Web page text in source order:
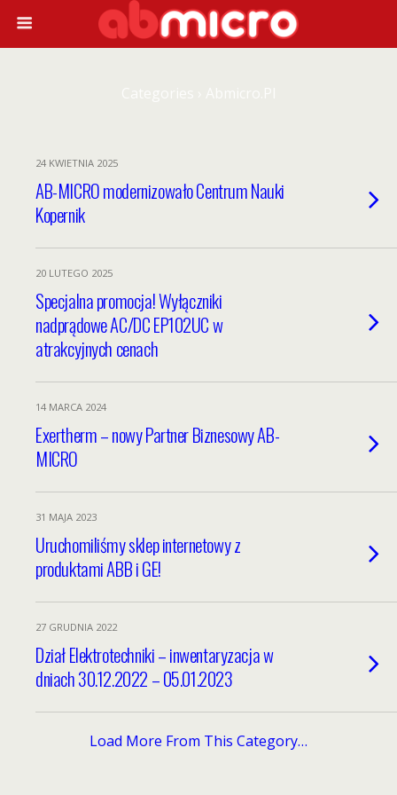
24 KWIETNIA 2025
AB-MICRO modernizowało Centrum Nauki
Kopernik
20 LUTEGO 2025
Specjalna promocja! Wyłączniki
nadprądowe AC/DC EP102UC w
atrakcyjnych cenach
14 MARCA 2024
Exertherm – nowy Partner Biznesowy AB-
MICRO
31 MAJA 2023
Uruchomiliśmy sklep internetowy z
produktami ABB i GE!
27 GRUDNIA 2022
Dział Elektrotechniki – inwentaryzacja w
dniach 30.12.2022 – 05.01.2023
Load More From This Category…